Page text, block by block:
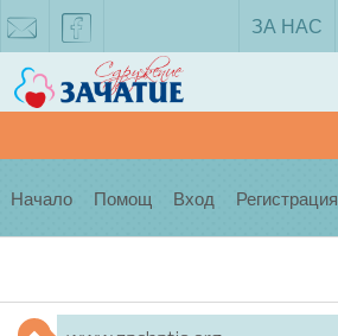
facebook
ЗА НАС
Начало Помощ Вход Регистрация